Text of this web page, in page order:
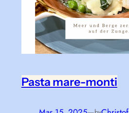
Pasta mare-monti